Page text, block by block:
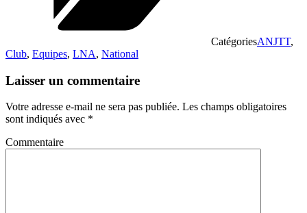
CatégoriesANJTT,
Club, Equipes, LNA, National
Laisser un commentaire
Votre adresse e-mail ne sera pas publiée. Les champs obligatoires
sont indiqués avec *
Commentaire